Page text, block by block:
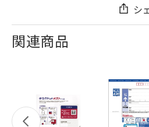
シ
関連商品